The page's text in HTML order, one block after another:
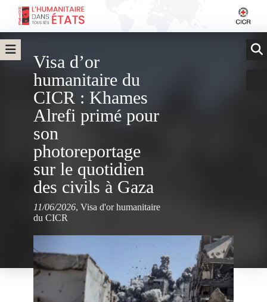
Visa d’or
humanitaire du
CICR : Khames
Alrefi primé pour
son
photoreportage
sur le quotidien
des civils à Gaza
11/06/2026, Visa d'or humanitaire
du CICR